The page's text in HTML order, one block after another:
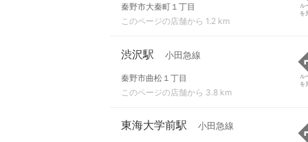
秦野市大秦町１丁目
このページの店舗から 1.2 km
ル
を
渋沢駅 小田急線
秦野市曲松１丁目
このページの店舗から 3.8 km
ル
を
東海大学前駅 小田急線